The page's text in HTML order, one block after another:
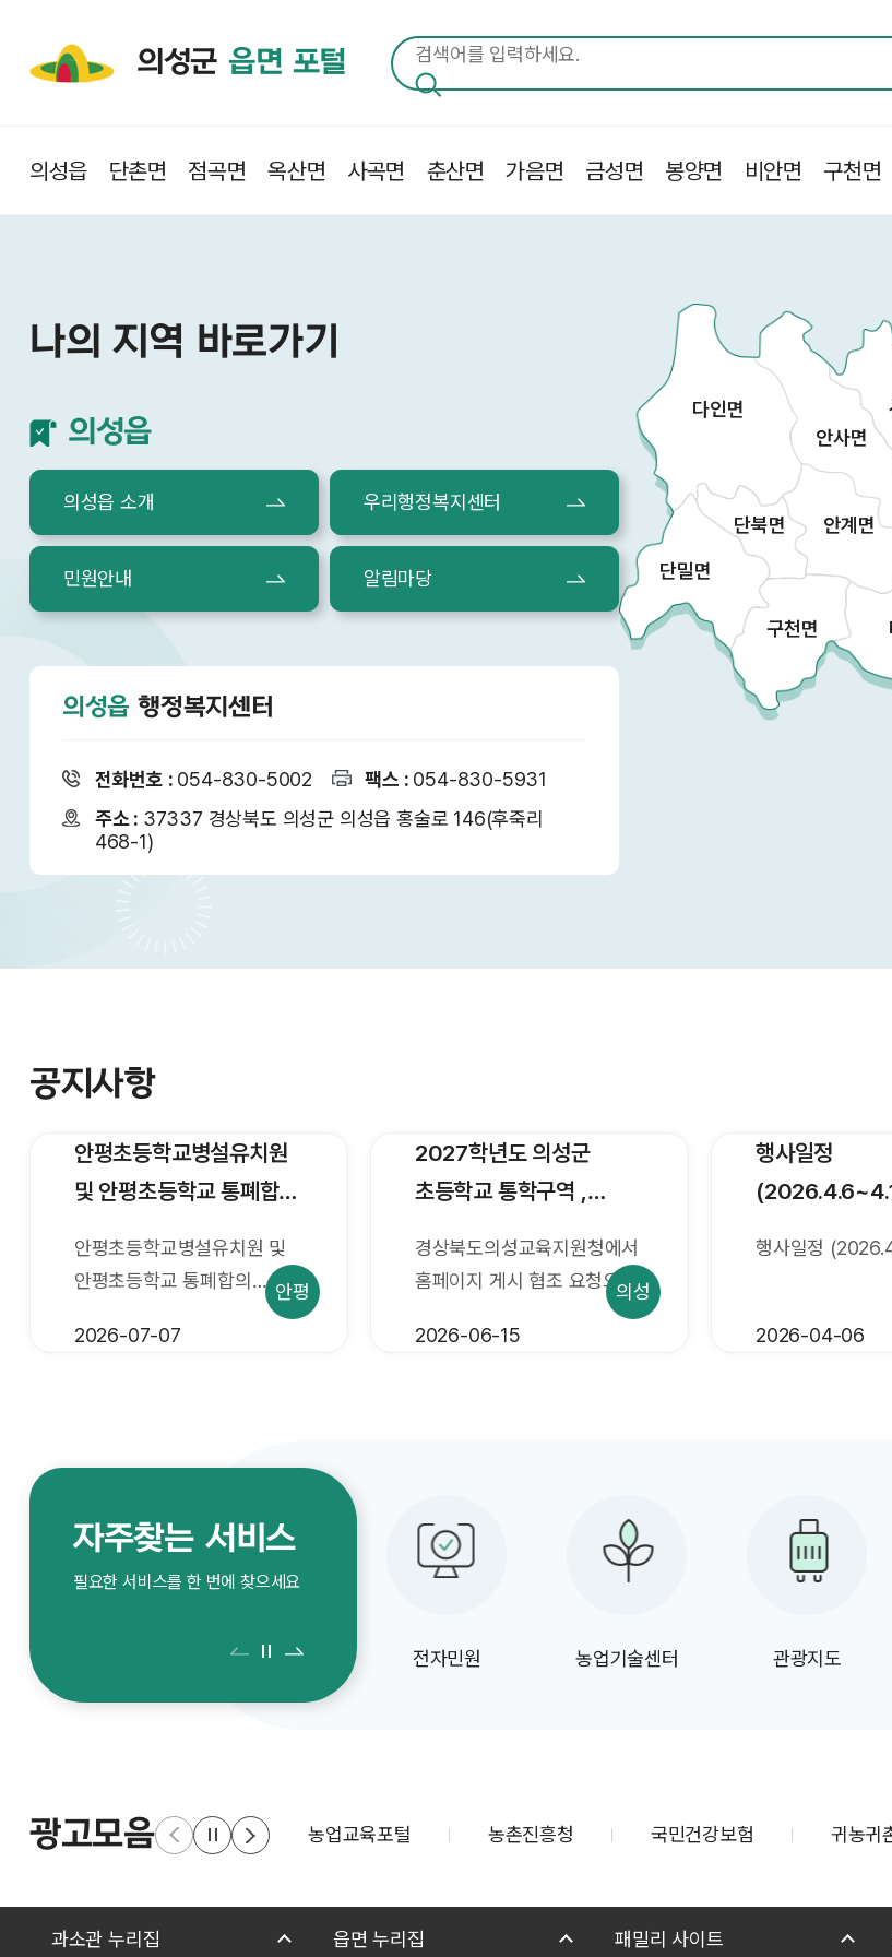
의성군 읍면 포털
의성읍 단촌면 점곡면 옥산면 사곡면 춘산면 가음면 금성면 봉양면 비안면 구천면
나의 지역 바로가기
의성읍
의성읍 소개 우리행정복지센터
민원안내 알림마당
의성읍 행정복지센터
전화번호 : 054-830-5002 팩스 : 054-830-5931
주소 : 37337 경상북도 의성군 의성읍 홍술로 146(후죽리
468-1)
구천면
단밀면
단북면 안계면
다인면
안사면
공지사항
안평
안평초등학교병설유치원
및 안평초등학교 통폐합
안평초등학교병설유치원 및
안평초등학교 통폐합의
취지와 주요내용을 지역주민
및 이해관계인에게 미리 알려
협조하여 주시기 바랍니다. 1.
행정예고기간: 2026. 7. 7.(화)
의견서 제출기한: 2026. 7.
제출방법: 직접방문, 우편,
2026-07-07
의성
2027학년도 의성군
초등학교 통학구역 ,
조정에 대한 사전 의견
경상북도의성교육지원청에서
홈페이지 게시 협조 요청으로
의성군 초등학교 통학구역 ,
많은 관심 부탁드립니다. 1.
의견 수렴 기간: 2026. 6. 12.
학교, 개인 또는 단체는 아래
방법으로 제출 1) 기관 및
단체: 직접 방문, 우편,
전자우편, 팩스 제출 나. 의견
2026-06-15
행사일정
행사일정
2026-04-06
자주찾는 서비스
필요한 서비스를 한 번에 찾으세요
전자민원 농업기술센터 관광지도
광고모음 농업교육포털 농촌진흥청 국민건강보험 귀농귀
과소관 누리집 읍면 누리집 패밀리 사이트